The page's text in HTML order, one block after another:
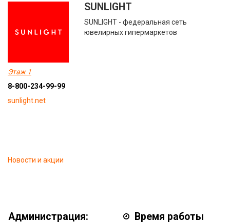
SUNLIGHT
SUNLIGHT - федеральная сеть
ювелирных гипермаркетов
Этаж 1
8-800-234-99-99
sunlight.net
Новости и акции
Администрация: Время работы